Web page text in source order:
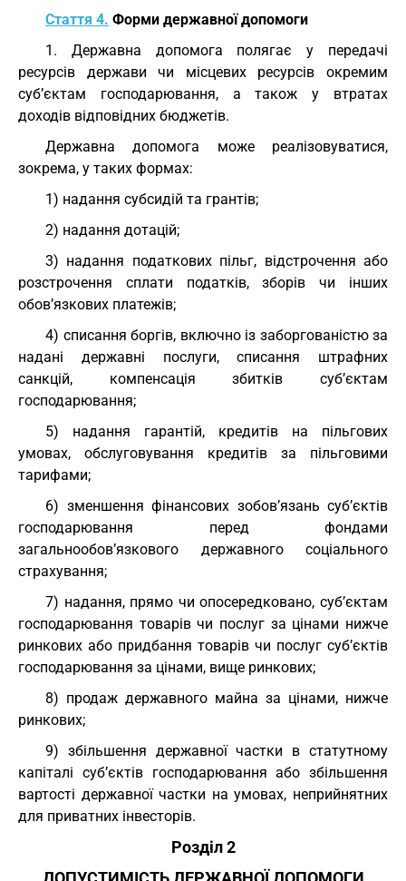
Стаття 4. Форми державної допомоги
1. Державна допомога полягає у передачі
ресурсів держави чи місцевих ресурсів окремим
суб’єктам господарювання, а також у втратах
доходів відповідних бюджетів.
Державна допомога може реалізовуватися,
зокрема, у таких формах:
1) надання субсидій та грантів;
2) надання дотацій;
3) надання податкових пільг, відстрочення або
розстрочення сплати податків, зборів чи інших
обов’язкових платежів;
4) списання боргів, включно із заборгованістю за
надані державні послуги, списання штрафних
санкцій, компенсація збитків суб’єктам
господарювання;
5) надання гарантій, кредитів на пільгових
умовах, обслуговування кредитів за пільговими
тарифами;
6) зменшення фінансових зобов’язань суб’єктів
господарювання перед фондами
загальнообов’язкового державного соціального
страхування;
7) надання, прямо чи опосередковано, суб’єктам
господарювання товарів чи послуг за цінами нижче
ринкових або придбання товарів чи послуг суб’єктів
господарювання за цінами, вище ринкових;
8) продаж державного майна за цінами, нижче
ринкових;
9) збільшення державної частки в статутному
капіталі суб’єктів господарювання або збільшення
вартості державної частки на умовах, неприйнятних
для приватних інвесторів.
Розділ 2